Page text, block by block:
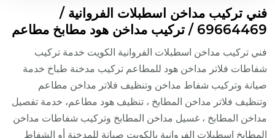
فني تركيب مداخن اسطبلات الفروانية /
69664469 / تركيب مداخن هود مطابخ مطاعم
فني تركيب مداخن اسطبلات الفروانية الكويت خدمة تركيب
شفاطات فلاتر مداخن هود للمطاعم تركيب مدخنة طباخ خدمة
صيانة وتركيب شفاط مداخن وتنظيف فلاتر مداخن مطاعم
وتنظيف فلاتر مداخن المطابخ ، تنظيف هود مطاعم، خدمة تفصيل
مداخن المطابخ ، غسيل مداخن المطابخ وتركيب شفاطات مداخن
المطابخ اسطبلات الفروانية بالكويت صيانة للمدخنة أو الشفاط